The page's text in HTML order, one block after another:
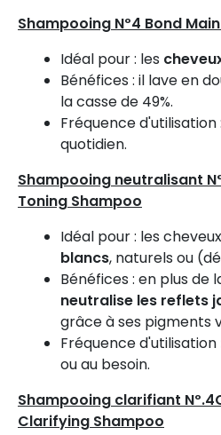
Shampooing Nº4 Bond
Idéal pour : les
Bénéfices : il lave en
la casse de 49%.
Fréquence
quotidien.
Shampooing neutralisant
Toning Shampoo
Idéal pour : les cheveux
blancs, naturels ou
Bénéfices : en plus de
neutralise les reflets
grâce à ses pigments
Fréquence d'utilisation
ou au besoin.
Shampooing clarifiant
Clarifying Shampoo